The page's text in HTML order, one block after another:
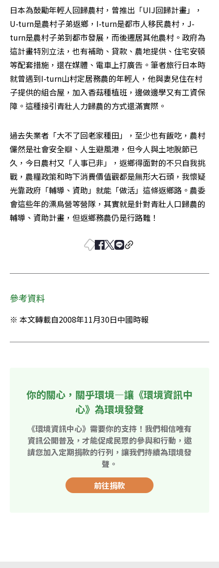
日本為鼓勵年輕人回歸農村，曾推出「UIJ回歸計畫」，
U-turn是農村子弟返鄉，I-turn是都市人移民農村，J-
turn是農村子弟到都市發展，而後遷居其他農村。政府為
這計畫特別立法，也有補助、貸款、農地提供、住宅安頓
等配套措施，還在媒體、電車上打廣告。筆者旅行日本時
就曾遇到I-turn山村定居務農的年輕人，他與妻兒住在村
子提供的組合屋，加入香菇種植班，邊做邊學又有工資保
障。這種接引青壯人力歸農的方式還滿實際。
過去失業者「大不了回老家種田」，至少也有飯吃，農村
儼然是社會安全瓣、人生避風港，但今人與土地脫節已
久，今日農村又「人事已非」，返鄉得面對的不只自我挑
戰，農糧政策和時下消費價值觀都是無形大石頭，我懷疑
光靠政府「輔導、資助」就能「做活」這條返鄉路。農委
會這些年的漂鳥營等營隊，其實就是針對青壯人口歸農的
輔導、資助計畫，但返鄉務農仍是行路難！
參考資料
※ 本文轉載自2008年11月30日中國時報
你的關心，關乎環境—讓《環境資訊中
心》為環境發聲
《環境資訊中心》需要你的支持！我們相信唯有
資訊公開普及，才能促成民眾的參與和行動，邀
請您加入定期捐款的行列，讓我們持續為環境發
聲。
前往捐款